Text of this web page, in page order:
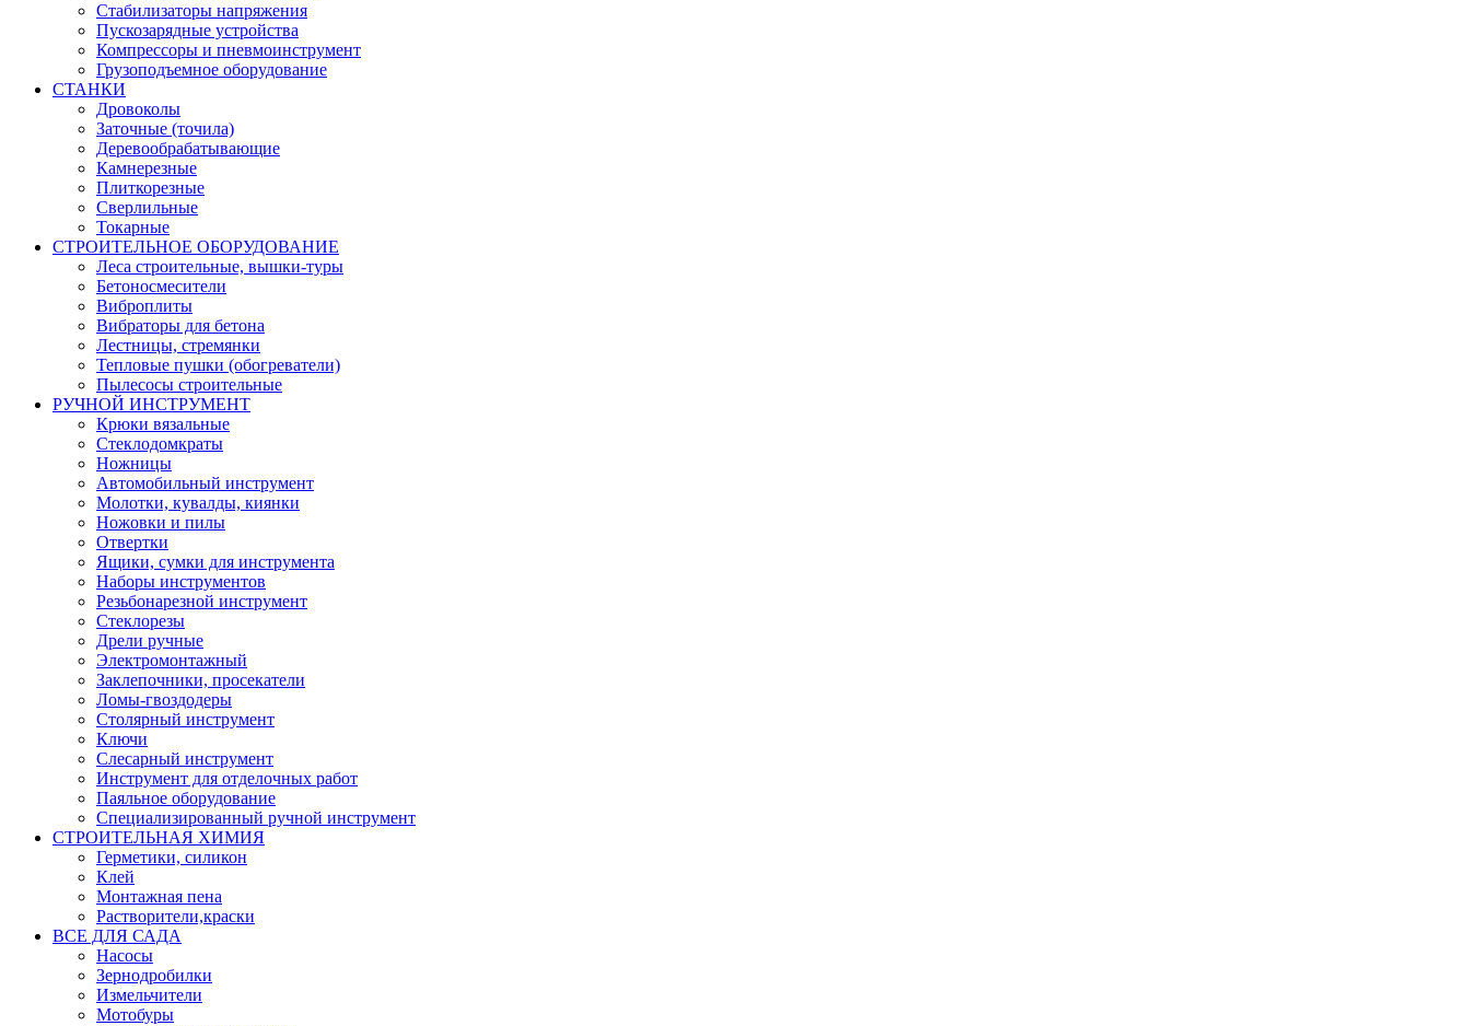
Стабилизаторы напряжения
Пускозарядные устройства
Компрессоры и пневмоинструмент
Грузоподъемное оборудование
СТАНКИ
Дровоколы
Заточные (точила)
Деревообрабатывающие
Камнерезные
Плиткорезные
Сверлильные
Токарные
СТРОИТЕЛЬНОЕ ОБОРУДОВАНИЕ
Леса строительные, вышки-туры
Бетоносмесители
Виброплиты
Вибраторы для бетона
Лестницы, стремянки
Тепловые пушки (обогреватели)
Пылесосы строительные
РУЧНОЙ ИНСТРУМЕНТ
Крюки вязальные
Стеклодомкраты
Ножницы
Автомобильный инструмент
Молотки, кувалды, киянки
Ножовки и пилы
Отвертки
Ящики, сумки для инструмента
Наборы инструментов
Резьбонарезной инструмент
Стеклорезы
Дрели ручные
Электромонтажный
Заклепочники, просекатели
Ломы-гвоздодеры
Столярный инструмент
Ключи
Слесарный инструмент
Инструмент для отделочных работ
Паяльное оборудование
Специализированный ручной инструмент
СТРОИТЕЛЬНАЯ ХИМИЯ
Герметики, силикон
Клей
Монтажная пена
Растворители,краски
ВСЕ ДЛЯ САДА
Насосы
Зернодробилки
Измельчители
Мотобуры